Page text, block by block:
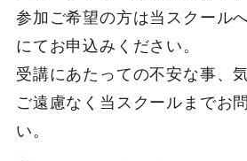
参加ご希望の方は当スクール
にてお申込みください。
受講にあたっての不安な事、
ご遠慮なく当スクールまでお
い。